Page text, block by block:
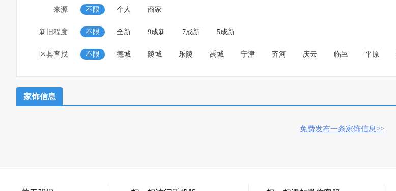
来源 不限 个人 商家
新旧程度 不限 全新 9成新 7成新 5成新
区县查找 不限 德城 陵城 乐陵 禹城 宁津 齐河 庆云 临邑 平原
家饰信息
免费发布一条家饰信息>>